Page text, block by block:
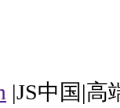
|JS中国|